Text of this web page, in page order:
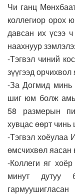
Чи ганц
коллегиор орох
давсан их үсээ
наахнуур
-Тэгвэл чиний
зүүгээд
-За Догмид минь
шиг юм болж
58 размерын
хувцас өөрт чинь
-Тэгвэл хоёулаа
өмсчихвөл
-Коллеги яг
минут дутуу